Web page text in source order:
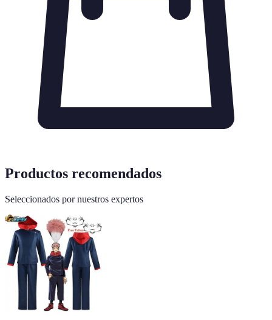
Productos recomendados
Seleccionados por nuestros expertos